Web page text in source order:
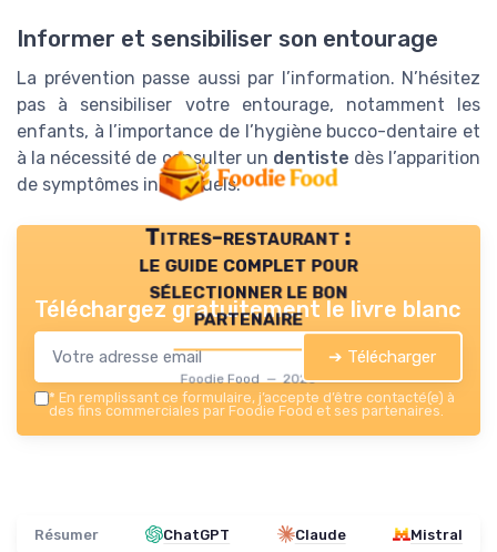
Informer et sensibiliser son entourage
La prévention passe aussi par l’information. N’hésitez
pas à sensibiliser votre entourage, notamment les
enfants, à l’importance de l’hygiène bucco-dentaire et
à la nécessité de consulter un dentiste dès l’apparition
de symptômes inhabituels.
Titres-restaurant :
le guide complet pour
sélectionner le bon
partenaire
Foodie Food — 2026
Téléchargez gratuitement le livre blanc
➔ Télécharger
* En remplissant ce formulaire, j’accepte d’être contacté(e) à
des fins commerciales par Foodie Food et ses partenaires.
Résumer ChatGPT Claude Mistral